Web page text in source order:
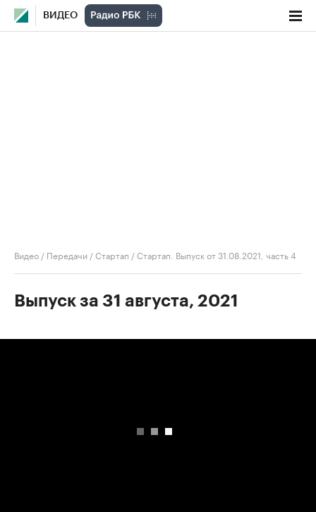
ВИДЕО
Видео / Передачи /Стартап /Стартап. Выпуск от 31.08.2021, часть 4
Выпуск за 31 августа, 2021